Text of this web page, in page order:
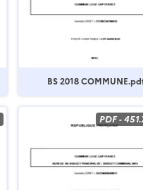
BS 2018
PDF-